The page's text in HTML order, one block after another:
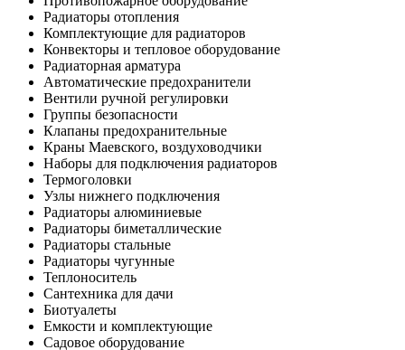
Радиаторы отопления
Комплектующие для радиаторов
Конвекторы и тепловое оборудование
Радиаторная арматура
Автоматические предохранители
Вентили ручной регулировки
Группы безопасности
Клапаны предохранительные
Краны Маевского, воздуховодчики
Наборы для подключения радиаторов
Термоголовки
Узлы нижнего подключения
Радиаторы алюминиевые
Радиаторы биметаллические
Радиаторы стальные
Радиаторы чугунные
Теплоноситель
Сантехника для дачи
Биотуалеты
Емкости и комплектующие
Садовое оборудование